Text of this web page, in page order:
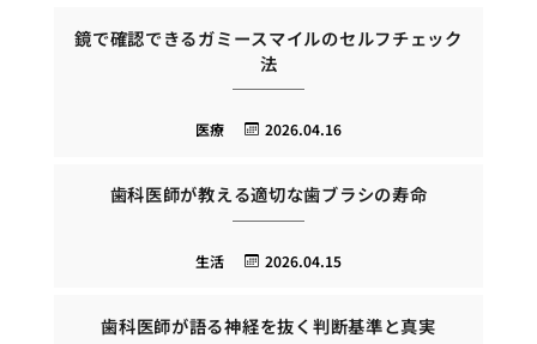
鏡で確認できるガミースマイルのセルフチェック
法
2026.04.16
医療
歯科医師が教える適切な歯ブラシの寿命
2026.04.15
生活
歯科医師が語る神経を抜く判断基準と真実